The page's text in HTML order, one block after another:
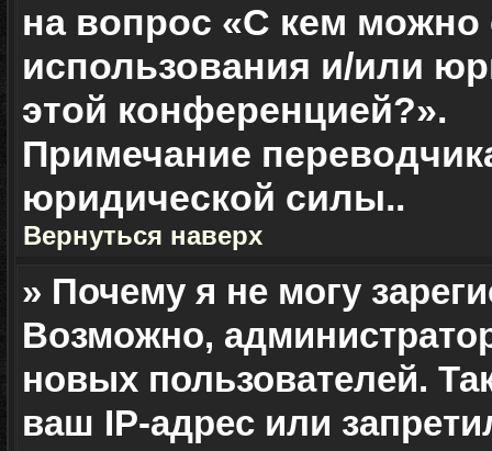
на вопрос «С кем можно
использования и/или
этой конференцией?».
Примечание
юридической силы..
Вернуться наверх
» Почему я не могу
Возможно,
новых пользователей.
ваш IP-адрес или